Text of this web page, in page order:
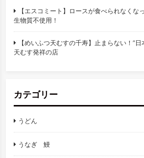
【エスコミート】ロースが食べられなくな
生物質不使用！
【めいふつ天むすの千寿】止まらない！”
天むす発祥の店
カテゴリー
うどん
うなぎ 鰻